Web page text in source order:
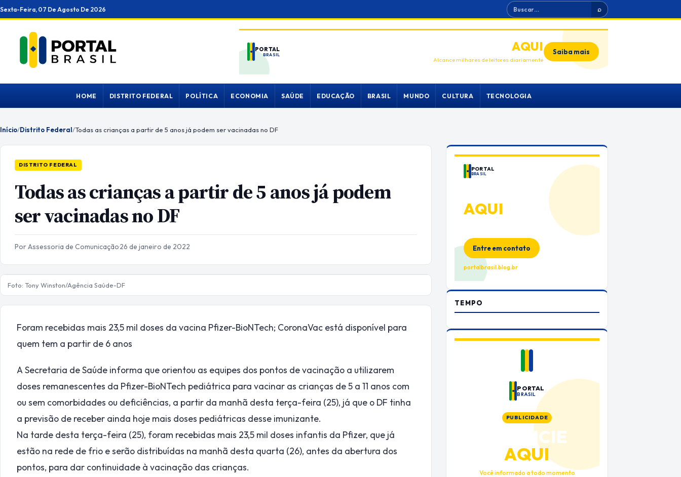
Ir
para
conteúdo
Sexta-Feira, 07 De Agosto De 2026 Buscar ⌕
PORTAL
BRASIL
ANUNCIEAQUI
Alcance milhares de leitores diariamente
Saiba mais
HOME DISTRITO FEDERAL POLÍTICA ECONOMIA SAÚDE EDUCAÇÃO BRASIL MUNDO CULTURA TECNOLOGIA
Início/Distrito Federal/Todas as crianças a partir de 5 anos já podem ser vacinadas no DF
DISTRITO FEDERAL
Todas as crianças a partir de 5 anos já podem
ser vacinadas no DF
Por Assessoria de Comunicação·26 de janeiro de 2022
Foto: Tony Winston/Agência Saúde-DF
Foram recebidas mais 23,5 mil doses da vacina Pfizer-BioNTech; CoronaVac está disponível para
quem tem a partir de 6 anos
A Secretaria de Saúde informa que orientou as equipes dos pontos de vacinação a utilizarem
doses remanescentes da Pfizer-BioNTech pediátrica para vacinar as crianças de 5 a 11 anos com
ou sem comorbidades ou deficiências, a partir da manhã desta terça-feira (25), já que o DF tinha
a previsão de receber ainda hoje mais doses pediátricas desse imunizante.
Na tarde desta terça-feira (25), foram recebidas mais 23,5 mil doses infantis da Pfizer, que já
estão na rede de frio e serão distribuídas na manhã desta quarta (26), antes da abertura dos
pontos, para dar continuidade à vacinação das crianças.
PORTAL
BRASIL
AQUI
Espaço premium para sua marca
Entre em contato
portalbrasil.blog.br
TEMPO
PORTAL
BRASIL
PUBLICIDADE
ANUNCIE
AQUI
Você informado a todo momento